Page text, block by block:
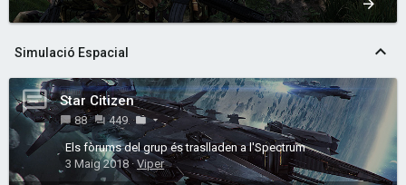
Simulació Espacial
Star Citizen
88
449
Els fòrums del grup és traslladen a l'Spectrum
3 Maig 2018 Viper